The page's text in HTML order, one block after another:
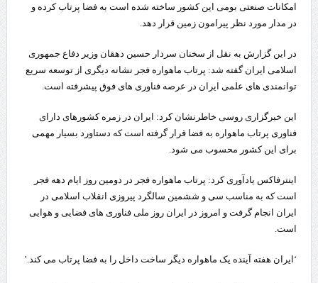
امکانات صنعتی بومی این کشور ساخته شده است به فضا پرتاب کرده و
در مدار مورد نظر پیرامون زمین قرار دهد.
در این گزارش به نقل از سخنان سردار حسین دهقان وزیر دفاع جمهوری
اسلامی ایران گفته شد: پرتاب ماهواره فجر نشانه دیگری از توسعه سریع
توانمندی های علمی ایران در عرصه فناوری های فوق پیشرفته است.
این خبرگزاری روسی خاطرنشان کرد: ایران در زمره کشورهای دارای
فناوری پرتاب ماهواره به فضا قرار گرفته است که دستاورد بسیار مهمی
برای این کشور محسوب می شود.
اینترفاکس یادآوری کرد: پرتاب ماهواره فجر در دومین روز ایام دهه فجر
است که به مناسب سی و ششمین سالگرد پیروزی انقلاب اسلامی در
ایران انجام گرفت و امروز در ایران روز ملی فناوری های فضایی و هوایی
است.
‘ایران هفته آینده یک ماهواره دیگر ساخت داخل را به فضا پرتاب می کند.’